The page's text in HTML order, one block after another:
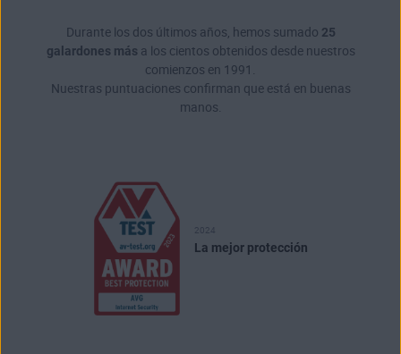
Durante los dos últimos años, hemos sumado 25
galardones más a los cientos obtenidos desde nuestros
comienzos en 1991.
Nuestras puntuaciones confirman que está en buenas
manos.
2024
La mejor protección